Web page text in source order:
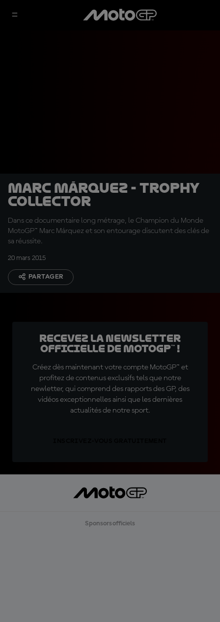
Marc Márquez - Trophy
Collector
Dans ce documentaire long métrage, le Champion du Monde
MotoGP™ Marc Márquez et son entourage discutent des clés de
sa réussite.
20 mars 2015
PARTAGER
Recevez la Newsletter
officielle de MotoGP™ !
Créez dès maintenant votre compte MotoGP™ et
profitez de contenus exclusifs tels que notre
newletter, qui comprend des rapports des GP, des
vidéos exceptionnelles ainsi que les dernières
actualités de notre sport.
Sponsors officiels